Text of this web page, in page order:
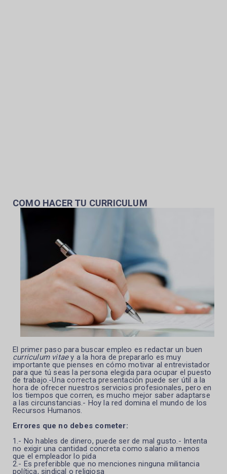
COMO HACER TU CURRICULUM
El primer paso para buscar empleo es redactar un buen
curriculum vitaey a la hora de prepararlo es muy
importante que pienses en cómo motivar al entrevistador
para que tú seas la persona elegida para ocupar el puesto
de trabajo.-Una correcta presentación puede ser útil a la
hora de ofrecer nuestros servicios profesionales, pero en
los tiempos que corren, es mucho mejor saber adaptarse
a las circunstancias.- Hoy la red domina el mundo de los
Recursos Humanos.
Errores que no debes cometer:
1.- No hables de dinero, puede ser de mal gusto.- Intenta
no exigir una cantidad concreta como salario a menos
que el empleador lo pida
2.- Es preferibble que no menciones ninguna militancia
política, sindical o religiosa